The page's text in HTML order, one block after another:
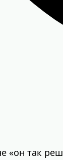
«он так